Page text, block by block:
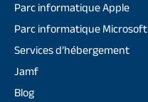
Parc informatique Apple
Parc informatique Microsoft
Services d’hébergement
Jamf
Blog